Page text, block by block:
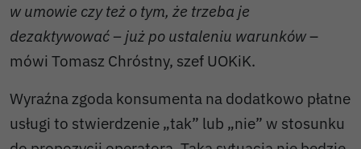
w umowie czy też o tym, że trzeba je
dezaktywować – już po ustaleniu warunków–
mówi Tomasz Chróstny, szef UOKiK.
Wyraźna zgoda konsumenta na dodatkowo płatne
usługi to stwierdzenie „tak” lub „nie” w stosunku